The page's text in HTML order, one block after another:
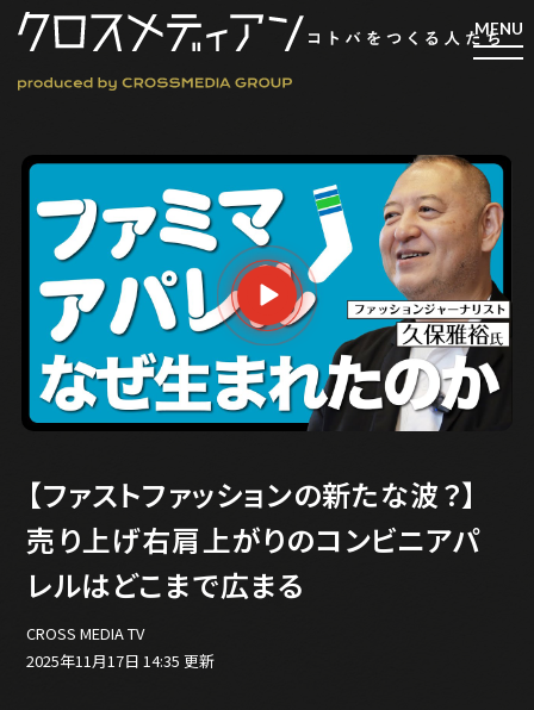
検索
マガジン
新刊ができるまで
EVENT
MY WORK
編集4.0
シンカケイコウホウ
バックオフィス
その他
動画
ビジネス・ブック・アカデミー
業界ビジネス
【ファストファッションの新たな波？】
売り上げ右肩上がりのコンビニアパ
レルはどこまで広まる
CROSS MEDIA TV
2025年11月17日 14:35 更新